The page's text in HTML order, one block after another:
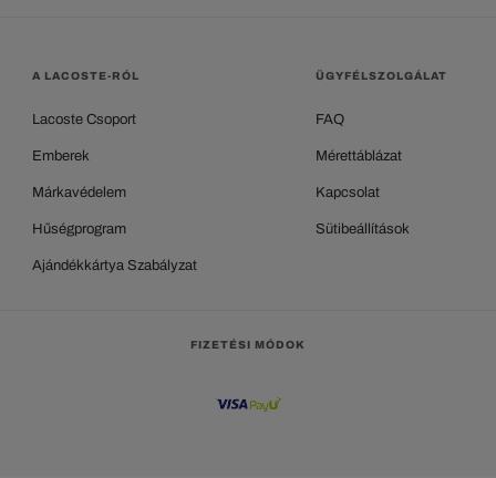
A LACOSTE-RÓL
Lacoste Csoport
Emberek
Márkavédelem
Hűségprogram
Ajándékkártya Szabályzat
ÜGYFÉLSZOLGÁLAT
FAQ
Mérettáblázat
Kapcsolat
Sütibeállítások
FIZETÉSI MÓDOK